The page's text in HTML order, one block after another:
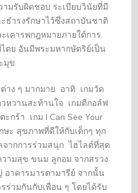
ามรับผิดชอบ ระเบียบวินัยที่มี
ธำรงรักษาไว้ซึ่งสถาบันชาติ
คารพกฎหมายภายใต้การ
ตย อันมีพระมหากษัตริย์เป็น
มุข
าง ๆ มากมาย อาทิ เกมวัด
วหวานสะท้านใจ เกมตีกอล์ฟ
กร้า เกม I Can See Your
ษะ สุขภาพที่ดีให้กับเด็กๆ ทุก
จากการร่วมสนุก ไฮไลต์ที่สุด
ามสุข ขนม ลูกอม จากสรวง
าคารมารดามารีย์ จากนั้น
ร่วมกันกับเพื่อน ๆ โดยได้รับ